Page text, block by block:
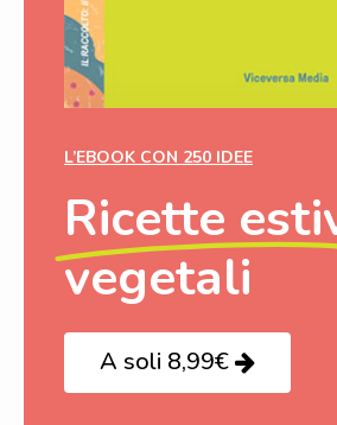
L’EBOOK CON 250 IDEE
Ricette
vegetali
A soli 8,99€